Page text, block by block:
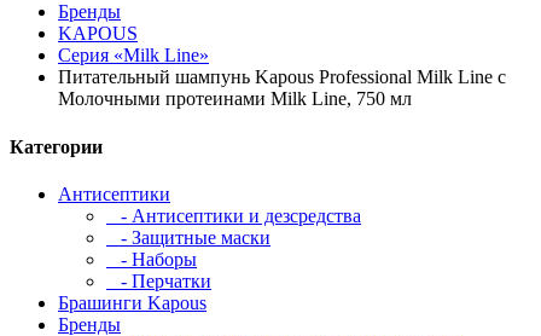
Бренды
KAPOUS
Серия «Milk Line»
Питательный шампунь Kapous Professional Milk Line с
Молочными протеинами Milk Line, 750 мл
Категории
Антисептики
- Антисептики и дезсредства
- Защитные маски
- Наборы
- Перчатки
Брашинги Kapous
Бренды